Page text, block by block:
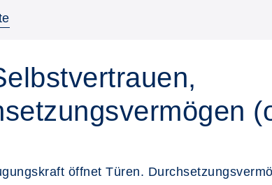
öffnet Türen.